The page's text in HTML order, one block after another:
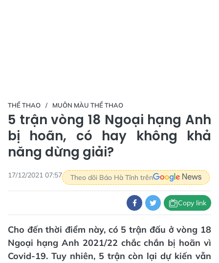
THỂ THAO MUÔN MÀU THỂ THAO
5 trận vòng 18 Ngoại hạng Anh
bị hoãn, có hay không khả
năng dừng giải?
17/12/2021 07:57 Theo dõi Báo Hà Tĩnh trên
Copy link
Cho đến thời điểm này, có 5 trận đấu ở vòng 18
Ngoại hạng Anh 2021/22 chắc chắn bị hoãn vì
Covid-19. Tuy nhiên, 5 trận còn lại dự kiến vẫn